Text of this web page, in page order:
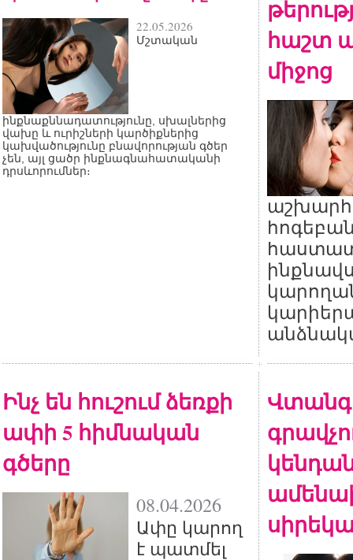
22.05.2026
Մշտական
ինքնաքննադատությունը, սխալներից
վախը և ուրիշների կարծիքներից
կախվածությունը բնավորության գծեր
չեն, այլ ցածր ինքնագնահատականի
դրսևորումներ։
հաշտ
միջոց
Ինչ են հուշում ձեռքի
ափի 5 հիմնական
գծերը
08.04.2026
Ափը կարող
է պատմել